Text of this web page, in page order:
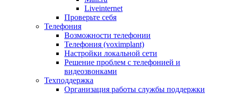
Liveinternet
Проверьте себя
Телефония
Возможности телефонии
Телефония (voximplant)
Настройки локальной сети
Решение проблем с телефонией и
видеозвонками
Техподдержка
Организация работы службы поддержки